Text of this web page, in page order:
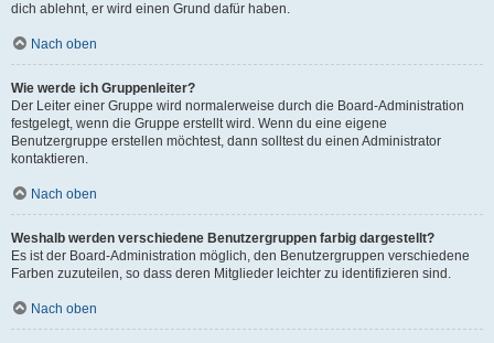
dich ablehnt, er wird einen Grund dafür haben.
Nach oben
Wie werde ich Gruppenleiter?
Der Leiter einer Gruppe wird normalerweise durch die Board-Administration
festgelegt, wenn die Gruppe erstellt wird. Wenn du eine eigene
Benutzergruppe erstellen möchtest, dann solltest du einen Administrator
kontaktieren.
Nach oben
Weshalb werden verschiedene Benutzergruppen farbig dargestellt?
Es ist der Board-Administration möglich, den Benutzergruppen verschiedene
Farben zuzuteilen, so dass deren Mitglieder leichter zu identifizieren sind.
Nach oben